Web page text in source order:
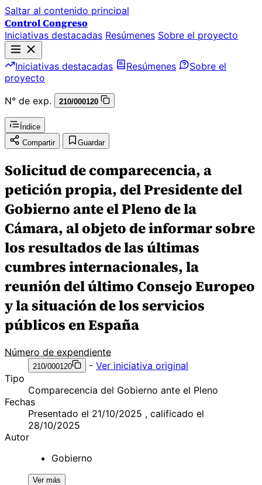
Saltar al contenido principal
Control Congreso
Iniciativas destacadas Resúmenes Sobre el proyecto
Iniciativas destacadas Resúmenes
Sobre el
proyecto
N° de exp.
210/000120
Índice
Compartir
Guardar
Solicitud de comparecencia, a
petición propia, del Presidente del
Gobierno ante el Pleno de la
Cámara, al objeto de informar sobre
los resultados de las últimas
cumbres internacionales, la
reunión del último Consejo Europeo
y la situación de los servicios
públicos en España
Número de expendiente
210/000120 - Ver iniciativa original
Tipo
Comparecencia del Gobierno ante el Pleno
Fechas
Presentado el 21/10/2025 , calificado el
28/10/2025
Autor
Gobierno
Ver más